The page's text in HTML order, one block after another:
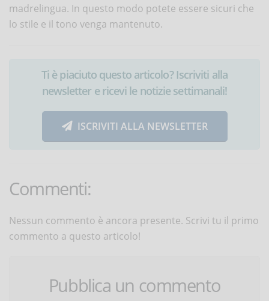
madrelingua. In questo modo potete essere sicuri che
lo stile e il tono venga mantenuto.
Ti è piaciuto questo articolo? Iscriviti alla
newsletter e ricevi le notizie settimanali!
ISCRIVITI ALLA NEWSLETTER
Commenti:
Nessun commento è ancora presente. Scrivi tu il primo
commento a questo articolo!
Pubblica un commento